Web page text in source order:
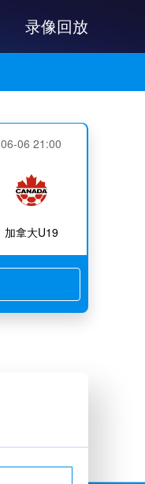
录像回放
06-06 21:00
加拿大U19